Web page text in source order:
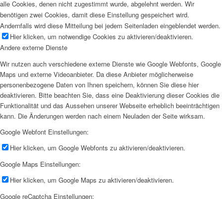
alle Cookies, denen nicht zugestimmt wurde, abgelehnt werden. Wir
benötigen zwei Cookies, damit diese Einstellung gespeichert wird.
Andernfalls wird diese Mitteilung bei jedem Seitenladen eingeblendet werden.
Hier klicken, um notwendige Cookies zu aktivieren/deaktivieren.
Andere externe Dienste
Wir nutzen auch verschiedene externe Dienste wie Google Webfonts, Google
Maps und externe Videoanbieter. Da diese Anbieter möglicherweise
personenbezogene Daten von Ihnen speichern, können Sie diese hier
deaktivieren. Bitte beachten Sie, dass eine Deaktivierung dieser Cookies die
Funktionalität und das Aussehen unserer Webseite erheblich beeinträchtigen
kann. Die Änderungen werden nach einem Neuladen der Seite wirksam.
Google Webfont Einstellungen:
Hier klicken, um Google Webfonts zu aktivieren/deaktivieren.
Google Maps Einstellungen:
Hier klicken, um Google Maps zu aktivieren/deaktivieren.
Google reCaptcha Einstellungen: